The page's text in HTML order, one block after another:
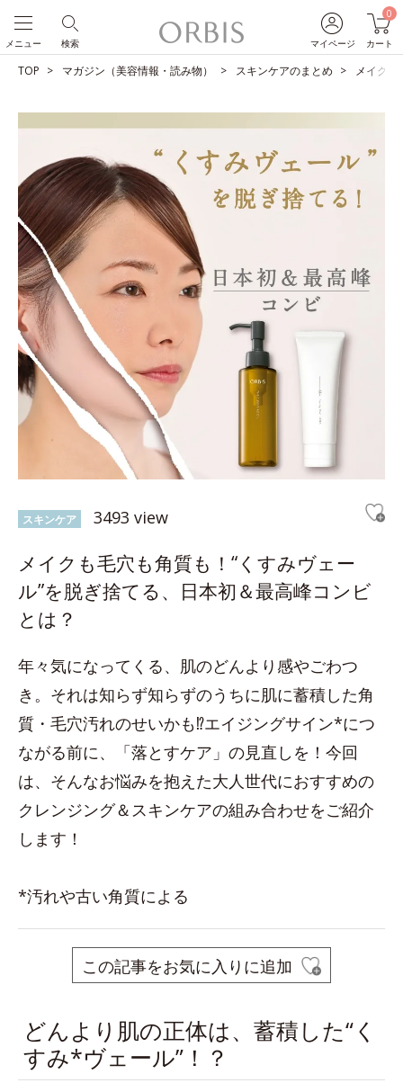
マイページ
0
カート
検索
メニュー
TOP マガジン（美容情報・読み物） スキンケアのまとめ メイクも
スキンケア 3493 view
メイクも毛穴も角質も！“くすみヴェー
ル”を脱ぎ捨てる、日本初＆最高峰コンビ
とは？
年々気になってくる、肌のどんより感やごわつ
き。それは知らず知らずのうちに肌に蓄積した角
質・毛穴汚れのせいかも⁉エイジングサイン*につ
ながる前に、「落とすケア」の見直しを！今回
は、そんなお悩みを抱えた大人世代におすすめの
クレンジング＆スキンケアの組み合わせをご紹介
します！
*汚れや古い角質による
この記事をお気に入りに追加
どんより肌の正体は、蓄積した“く
すみ*ヴェール”！？